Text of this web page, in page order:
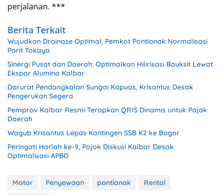
perjalanan. ***
Berita Terkait
Wujudkan Drainase Optimal, Pemkot Pontianak Normalisasi
Parit Tokaya
Sinergi Pusat dan Daerah: Optimalkan Hilirisasi Bauksit Lewat
Ekspor Alumina Kalbar
Darurat Pendangkalan Sungai Kapuas, Krisantus Desak
Pengerukan Segera
Pemprov Kalbar Resmi Terapkan QRIS Dinamis untuk Pajak
Daerah
Wagub Krisantus Lepas Kontingen SSB K2 ke Bogor
Peringati Harlah ke-9, Pojok Diskusi Kalbar Desak
Optimalisasi APBD
Motor Penyewaan pontianak
Rental